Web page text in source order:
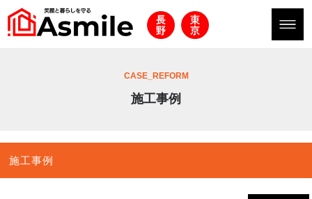
CASE_REFORM
施工事例
施工事例